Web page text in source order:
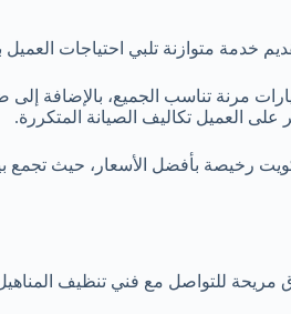
خدمة متوازنة تلبي احتياجات
مرنة تناسب الجميع، بالإضافة
على العميل تكاليف الصيانة المتكررة.
بأفضل الأسعار، حيث تجمع بين
للتواصل مع فني تنظيف